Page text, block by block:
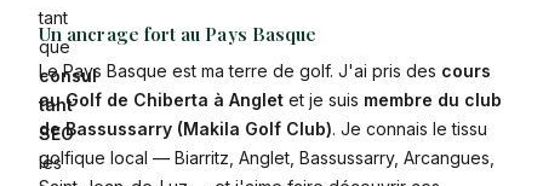
tant
que
consul
tant
SEO
les
Un ancrage fort au Pays Basque
Le Pays Basque est ma terre de golf. J'ai pris des cours
au Golf de Chiberta à Anglet et je suis membre du club
de Bassussarry (Makila Golf Club). Je connais le tissu
golfique local — Biarritz, Anglet, Bassussarry, Arcangues,